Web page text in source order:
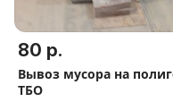
80 р.
Вывоз мусора на
ТБО